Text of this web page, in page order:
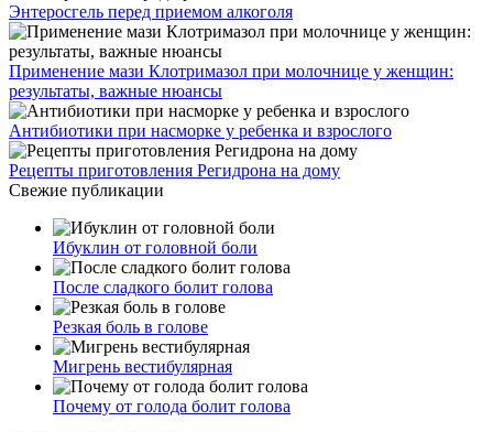
Энтеросгель перед приемом алкоголя
Применение мази Клотримазол при молочнице у женщин:
результаты, важные нюансы
Антибиотики при насморке у ребенка и взрослого
Рецепты приготовления Регидрона на дому
Свежие публикации
Ибуклин от головной боли
После сладкого болит голова
Резкая боль в голове
Мигрень вестибулярная
Почему от голода болит голова